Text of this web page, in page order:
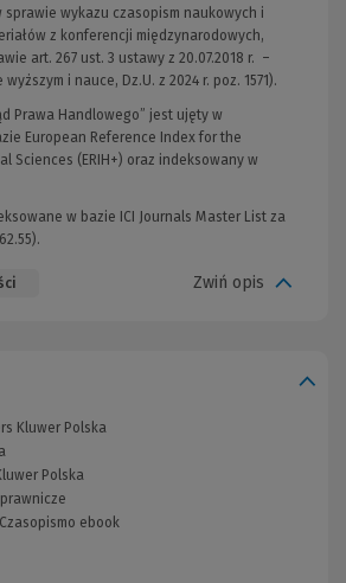
sprawie wykazu czasopism naukowych i
z konferencji międzynarodowych,
art. 267 ust. 3 ustawy z 20.07.2018 r. –
i nauce, Dz.U. z 2024 r. poz. 1571).
Prawa Handlowego” jest ujęty w
European Reference Index for the
Sciences (ERIH+) oraz indeksowany w
w bazie ICI Journals Master List za
Zwiń opis
Kluwer Polska
Polska
Czasopismo ebook